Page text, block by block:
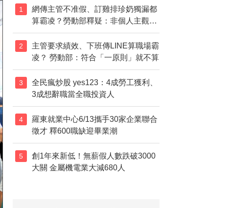
1
網傳主管不准假、訂雞排珍奶獨漏都
算霸凌？勞動部釋疑：非個人主觀感
受可認定
2
主管要求績效、下班傳LINE算職場霸
凌？ 勞動部：符合「一原則」就不算
3
全民瘋炒股 yes123：4成勞工獲利、
3成想辭職當全職投資人
4
羅東就業中心6/13攜手30家企業聯合
徵才 釋600職缺迎畢業潮
5
創1年來新低！無薪假人數跌破3000
大關 金屬機電業大減680人